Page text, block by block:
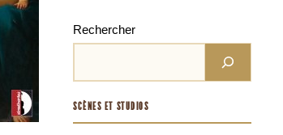
Rechercher
SCÈNES ET STUDIOS